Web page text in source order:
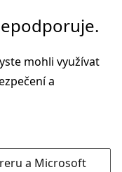
mohli využívat
a
a Microsoft